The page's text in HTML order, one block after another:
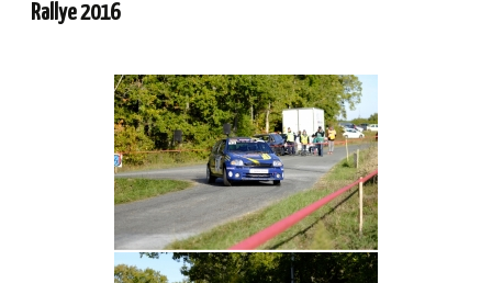
Rallye 2016